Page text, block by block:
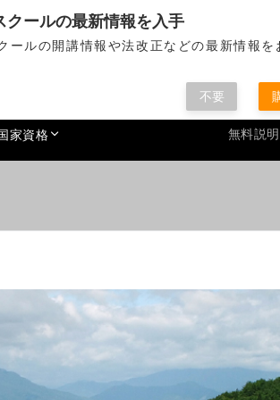
す。国家資格取得、DJI製品の販売なども行っていま
家資格 無料説
クールの最新情報を入手
ールの開講情報や法改正などの最新情報を
不要